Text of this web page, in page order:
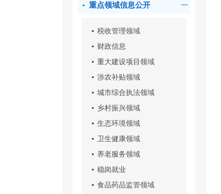
重点领域信息公开
税收管理领域
财政信息
重大建设项目领域
涉农补贴领域
城市综合执法领域
乡村振兴领域
生态环境领域
卫生健康领域
养老服务领域
稳岗就业
食品药品监管领域